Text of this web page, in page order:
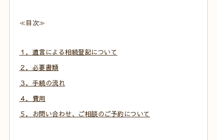
≪目次≫
１．遺言による相続登記について
２．必要書類
３．手続の流れ
４．費用
５．お問い合わせ、ご相談のご予約について